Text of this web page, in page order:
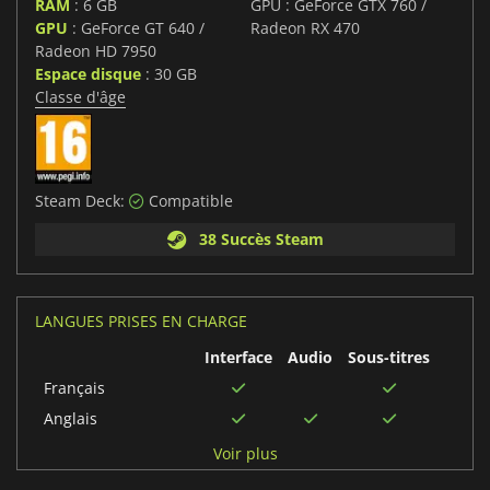
RAM : 6 GB
GPU : GeForce GT 640 /
Radeon HD 7950
Espace disque : 30 GB
GPU : GeForce GTX 760 /
Radeon RX 470
Classe d'âge
Steam Deck:
Compatible
38 Succès Steam
LANGUES PRISES EN CHARGE
Interface
Audio
Sous-titres
Français
Anglais
Voir plus